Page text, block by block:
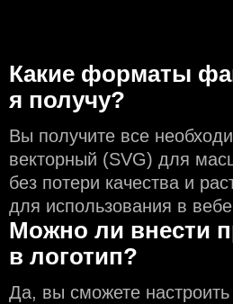
Какие форматы
я получу?
Вы получите все
векторный (SVG) для
без потери качества и
для использования в
Можно ли внести
в логотип?
Да, вы сможете настроить